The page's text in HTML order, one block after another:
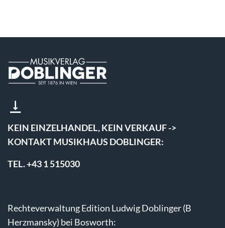
KEIN EINZELHANDEL, KEIN VERKAUF ->
KONTAKT MUSIKHAUS DOBLINGER:
TEL. +43 1 515030
Rechteverwaltung Edition Ludwig Doblinger (B
Herzmansky) bei Bosworth: